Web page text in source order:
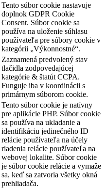
Tento súbor cookie nastavuje
doplnok GDPR Cookie
Consent. Súbor cookie sa
používa na uloženie súhlasu
používateľa pre súbory cookie v
kategórii „Výkonnostné“.
Zaznamená predvolený stav
tlačidla zodpovedajúcej
kategórie & štatút CCPA.
Funguje iba v koordinácii s
primárnym súborom cookie.
Tento súbor cookie je natívny
pre aplikácie PHP. Súbor cookie
sa používa na ukladanie a
identifikáciu jedinečného ID
relácie používateľa na účely
riadenia relácie používateľa na
webovej lokalite. Súbor cookie
je súbor cookie relácie a vymaže
sa, keď sa zatvoria všetky okná
prehliadača.